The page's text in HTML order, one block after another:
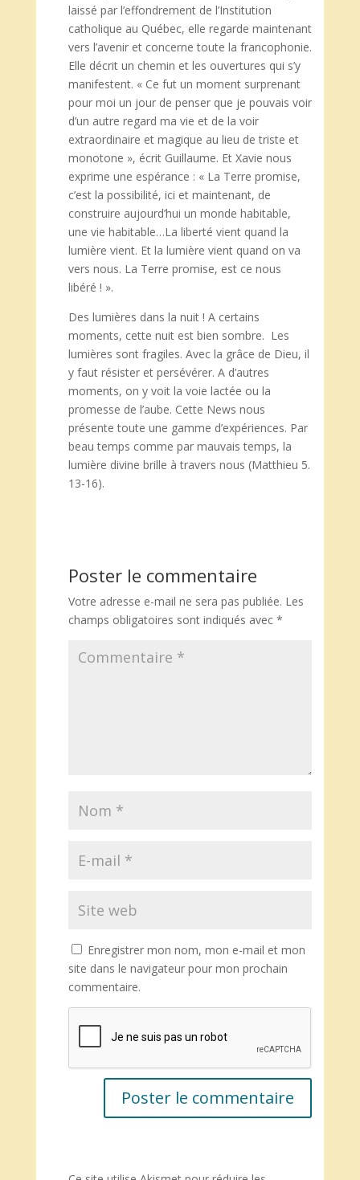
laissé par l’effondrement de l’Institution
catholique au Québec, elle regarde maintenant
vers l’avenir et concerne toute la francophonie.
Elle décrit un chemin et les ouvertures qui s’y
manifestent. « Ce fut un moment surprenant
pour moi un jour de penser que je pouvais voir
d’un autre regard ma vie et de la voir
extraordinaire et magique au lieu de triste et
monotone », écrit Guillaume. Et Xavie nous
exprime une espérance : « La Terre promise,
c’est la possibilité, ici et maintenant, de
construire aujourd’hui un monde habitable,
une vie habitable…La liberté vient quand la
lumière vient. Et la lumière vient quand on va
vers nous. La Terre promise, est ce nous
libéré ! ».
Des lumières dans la nuit ! A certains
moments, cette nuit est bien sombre. Les
lumières sont fragiles. Avec la grâce de Dieu, il
y faut résister et persévérer. A d’autres
moments, on y voit la voie lactée ou la
promesse de l’aube. Cette News nous
présente toute une gamme d’expériences. Par
beau temps comme par mauvais temps, la
lumière divine brille à travers nous (Matthieu 5.
13-16).
Poster le commentaire
Votre adresse e-mail ne sera pas publiée. Les
champs obligatoires sont indiqués avec *
Enregistrer mon nom, mon e-mail et mon
site dans le navigateur pour mon prochain
commentaire.